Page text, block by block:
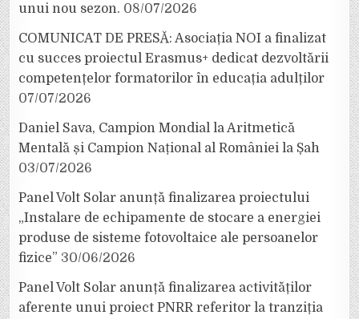
unui nou sezon. 08/07/2026
COMUNICAT DE PRESĂ: Asociația NOI a finalizat
cu succes proiectul Erasmus+ dedicat dezvoltării
competențelor formatorilor în educația adulților
07/07/2026
Daniel Sava, Campion Mondial la Aritmetică
Mentală și Campion Național al României la Șah
03/07/2026
Panel Volt Solar anunță finalizarea proiectului
„Instalare de echipamente de stocare a energiei
produse de sisteme fotovoltaice ale persoanelor
fizice” 30/06/2026
Panel Volt Solar anunță finalizarea activităților
aferente unui proiect PNRR referitor la tranziția